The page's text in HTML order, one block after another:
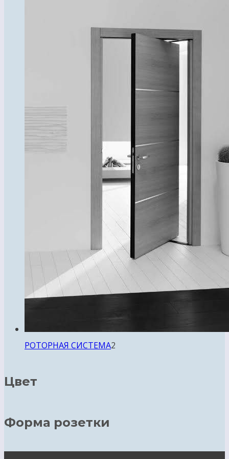
РОТОРНАЯ СИСТЕМА2
Цвет
Форма розетки